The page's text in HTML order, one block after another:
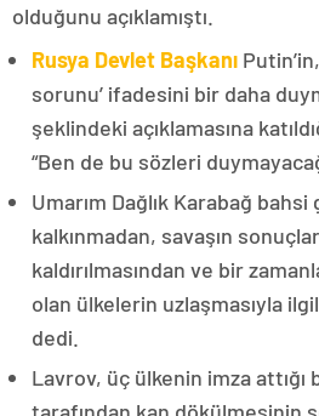
olduğunu açıklamıştı.
Rusya Devlet Başkanı
sorunu’ ifadesini bir daha
şeklindeki açıklamasına
“Ben de bu sözleri
Umarım Dağlık Karabağ
kalkınmadan, savaşın
kaldırılmasından ve bir
olan ülkelerin uzlaşmasıyla
dedi.
Lavrov, üç ülkenin imza attığı